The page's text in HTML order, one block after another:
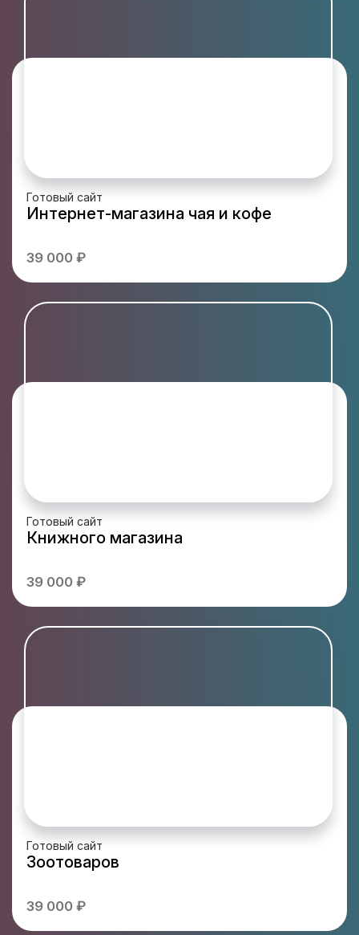
Готовый сайт
Интернет-магазина чая и кофе
39 000 ₽
Готовый сайт
Книжного магазина
39 000 ₽
Готовый сайт
Зоотоваров
39 000 ₽